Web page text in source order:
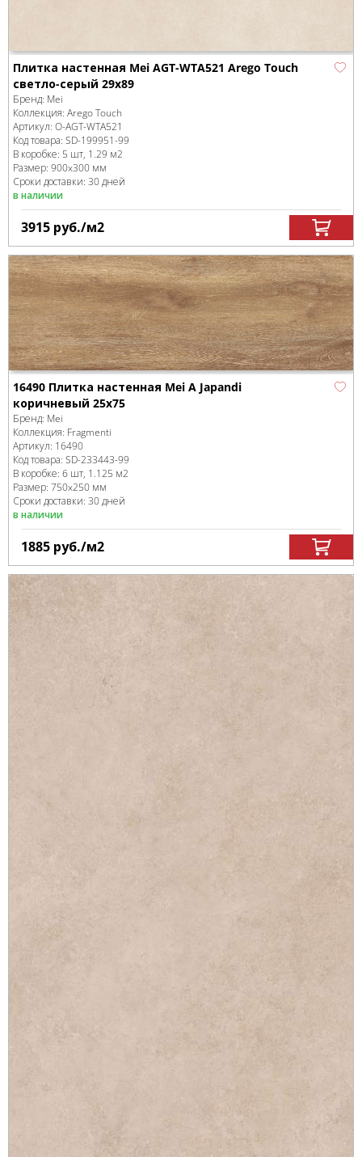
Плитка настенная Mei AGT-WTA521 Arego Touch
светло-серый 29x89
Бренд: Mei
Коллекция: Arego Touch
Артикул: O-AGT-WTA521
Код товара: SD-199951-99
В коробке: 5 шт, 1.29 м2
Размер: 900x300 мм
Сроки доставки: 30 дней
в наличии
3915 руб./м2
16490 Плитка настенная Mei A Japandi
коричневый 25x75
Бренд: Mei
Коллекция: Fragmenti
Артикул: 16490
Код товара: SD-233443-99
В коробке: 6 шт, 1.125 м2
Размер: 750x250 мм
Сроки доставки: 30 дней
в наличии
1885 руб./м2